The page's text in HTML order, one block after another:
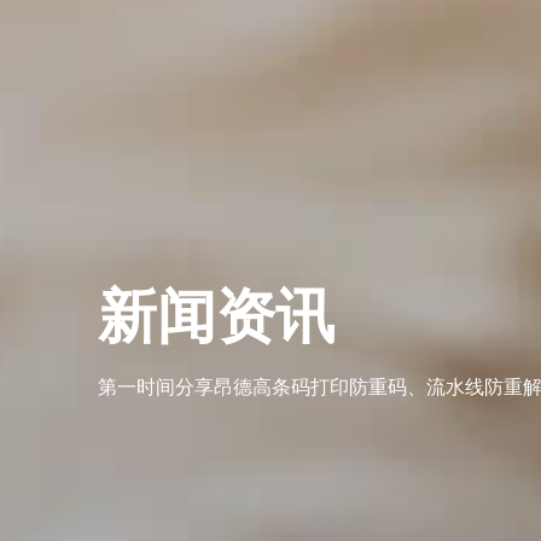
新闻资讯
第一时间分享昂德高条码打印防重码、流水线防重